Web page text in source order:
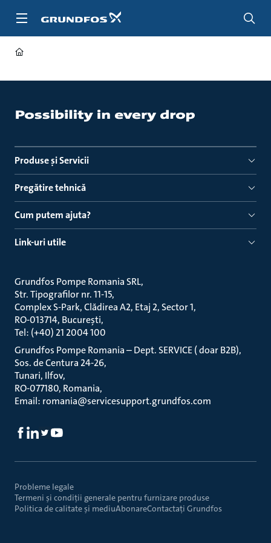
Produse ṣi Servicii
Pregătire tehnică
Cum putem ajuta?
Link-uri utile
Grundfos Pompe Romania SRL
Str. Tipografilor nr. 11-15
Complex S-Park, Clădirea A2, Etaj 2, Sector 1
RO-013714, București
Tel: (+40) 21 2004 100
Grundfos Pompe Romania – Dept. SERVICE ( doar B2B)
Sos. de Centura 24-26
Tunari, Ilfov
RO-077180, Romania
Email: romania@servicesupport.grundfos.com
Probleme legale
Termeni și condiții generale pentru furnizare produse
Politica de calitate și mediuAbonareContactaţi Grundfos